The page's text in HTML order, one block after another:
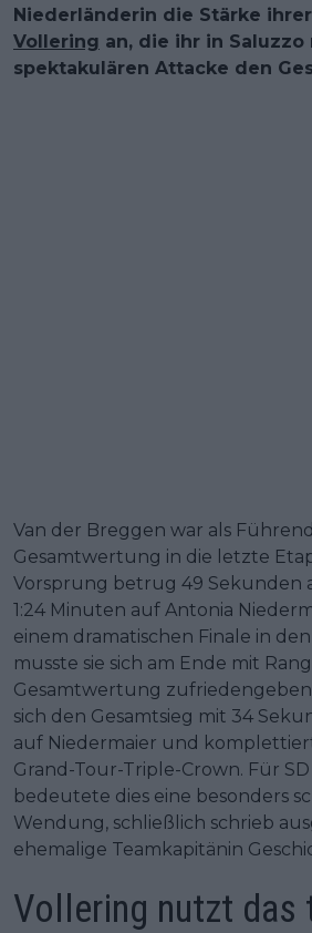
Niederländerin die Stärke
Vollering an, die ihr in
spektakulären Attacke den
Van der Breggen war als
Gesamtwertung in die letzte
Vorsprung betrug 49 Sekunden
1:24 Minuten auf Antonia
einem dramatischen Finale in
musste sie sich am Ende mit
Gesamtwertung
sich den Gesamtsieg mit 34
auf Niedermaier und
Grand-Tour-Triple-Crown. Für
bedeutete dies eine besonders
Wendung, schließlich schrieb
ehemalige Teamkapitänin
Vollering nutzt das